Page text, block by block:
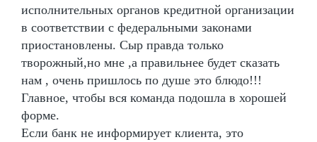
исполнительных органов кредитной организации
в соответствии с федеральными законами
приостановлены. Сыр правда только
творожный,но мне ,а правильнее будет сказать
нам , очень пришлось по душе это блюдо!!!
Главное, чтобы вся команда подошла в хорошей
форме.
Если банк не информирует клиента, это